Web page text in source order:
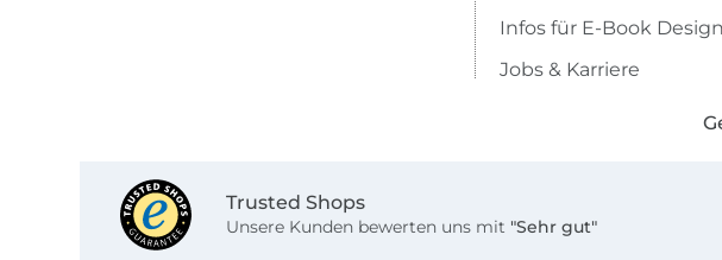
Infos für E-Book
Jobs & Karriere
Trusted Shops
Unsere Kunden bewerten uns mit "Sehr gut"